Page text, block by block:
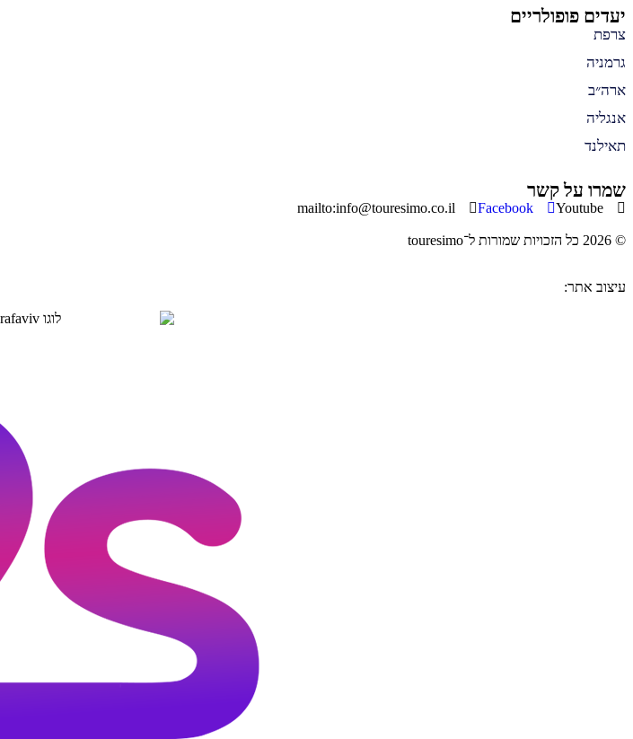
יעדים פופולריים
צרפת
גרמניה
ארה״ב
אנגליה
תאילנד
שמרו על קשר
Youtube
Facebook
mailto:info@touresimo.co.il
© 2026 כל הזכויות שמורות ל־touresimo
עיצוב אתר: